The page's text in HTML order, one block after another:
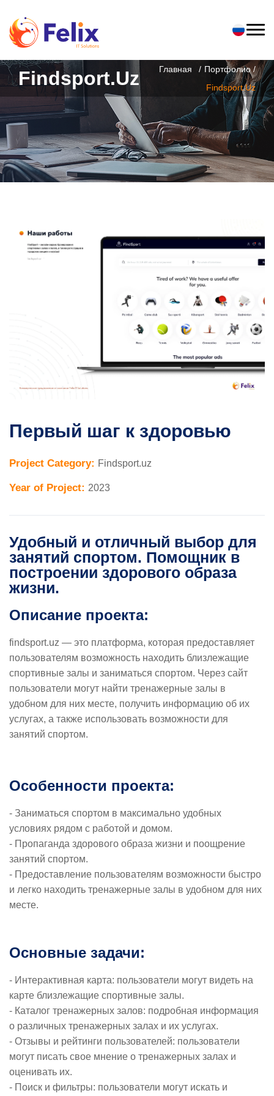
Findsport.uz Главная
Портфолио /
Findsport.uz
Первый шаг к здоровью
Project Category: Findsport.uz
Year of Project: 2023
Удобный и отличный выбор для
занятий спортом. Помощник в
построении здорового образа
жизни.
Описание проекта:
findsport.uz — это платформа, которая предоставляет
пользователям возможность находить близлежащие
спортивные залы и заниматься спортом. Через сайт
пользователи могут найти тренажерные залы в
удобном для них месте, получить информацию об их
услугах, а также использовать возможности для
занятий спортом.
Особенности проекта:
- Заниматься спортом в максимально удобных
условиях рядом с работой и домом.
- Пропаганда здорового образа жизни и поощрение
занятий спортом.
- Предоставление пользователям возможности быстро
и легко находить тренажерные залы в удобном для них
месте.
Основные задачи:
- Интерактивная карта: пользователи могут видеть на
карте близлежащие спортивные залы.
- Каталог тренажерных залов: подробная информация
о различных тренажерных залах и их услугах.
- Отзывы и рейтинги пользователей: пользователи
могут писать свое мнение о тренажерных залах и
оценивать их.
- Поиск и фильтры: пользователи могут искать и